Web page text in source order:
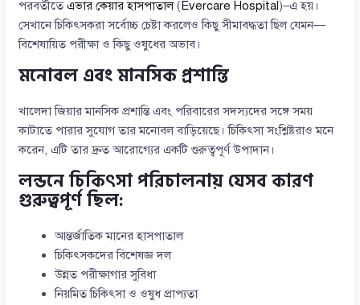
পরবর্তীতেএভার কেয়ার হাসপাতাল( Evercare Hospital )–এ হয়।
সেখানে চিকিৎসকরা সর্বোচ্চ চেষ্টা করলেও কিছু সীমাবদ্ধতা ছিল যেমন—
বিশেষায়িত পরীক্ষা ও কিছু ওষুধের অভাব।
মনোবল এবং মানসিক প্রশান্তি
খালেদা জিয়ার মানসিক প্রশান্তি এবং পরিবারের সদস্যদের সঙ্গে সময়
কাটাতে পারার সুযোগ তার মনোবল বাড়িয়েছে। চিকিৎসা সংশ্লিষ্টরাও মনে
করেন, এটি তার দ্রুত আরোগ্যের একটি গুরুত্বপূর্ণ উপাদান।
লন্ডনে চিকিৎসা পরিচালনায় যেসব কারণ
গুরুত্বপূর্ণ ছিল:
আন্তর্জাতিক মানের হাসপাতাল
চিকিৎসকদের বিশেষজ্ঞ দল
উন্নত পরীক্ষাগার সুবিধা
নিয়মিত চিকিৎসা ও ওষুধ প্রাপ্যতা